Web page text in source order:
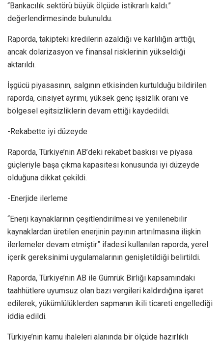
“Bankacılık sektörü büyük ölçüde istikrarlı kaldı.”
değerlendirmesinde bulunuldu.
Raporda, takipteki kredilerin azaldığı ve karlılığın arttığı,
ancak dolarizasyon ve finansal risklerinin yükseldiği
aktarıldı.
İşgücü piyasasının, salgının etkisinden kurtulduğu bildirilen
raporda, cinsiyet ayrımı, yüksek genç işsizlik oranı ve
bölgesel eşitsizliklerin devam ettiği kaydedildi.
-Rekabette iyi düzeyde
Raporda, Türkiye’nin AB’deki rekabet baskısı ve piyasa
güçleriyle başa çıkma kapasitesi konusunda iyi düzeyde
olduğuna dikkat çekildi.
-Enerjide ilerleme
“Enerji kaynaklarının çeşitlendirilmesi ve yenilenebilir
kaynaklardan üretilen enerjinin payının artırılmasına ilişkin
ilerlemeler devam etmiştir” ifadesi kullanılan raporda, yerel
içerik gereksinimi uygulamalarının genişletildiği belirtildi.
Raporda, Türkiye’nin AB ile Gümrük Birliği kapsamındaki
taahhütlere uyumsuz olan bazı vergileri kaldırdığına işaret
edilerek, yükümlülüklerden sapmanın ikili ticareti engellediği
iddia edildi.
Türkiye’nin kamu ihaleleri alanında bir ölçüde hazırlıklı